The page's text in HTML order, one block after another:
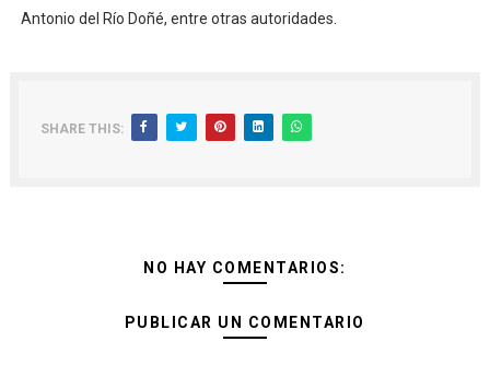
Antonio del Río Doñé, entre otras autoridades.
SHARE THIS:
NO HAY COMENTARIOS:
PUBLICAR UN COMENTARIO